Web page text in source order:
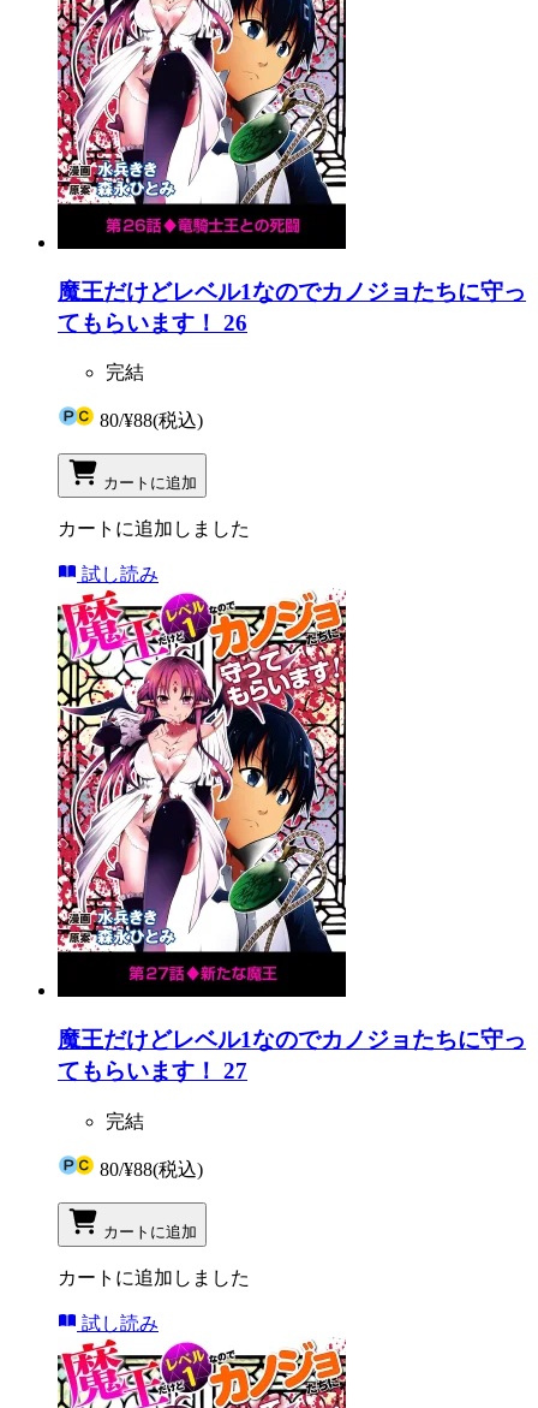
魔王だけどレベル1なのでカノジョたちに守っ
てもらいます！ 26
完結
80/¥88(税込)
カートに追加
カートに追加しました
試し読み
魔王だけどレベル1なのでカノジョたちに守っ
てもらいます！ 27
完結
80/¥88(税込)
カートに追加
カートに追加しました
試し読み